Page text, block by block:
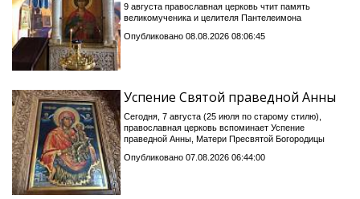
9 августа православная церковь чтит память
великомученика и целителя Пантелеимона
Опубликовано 08.08.2026 08:06:45
Успение Святой праведной Анны
Сегодня, 7 августа (25 июля по старому стилю),
православная церковь вспоминает Успение
праведной Анны, Матери Пресвятой Богородицы
Опубликовано 07.08.2026 06:44:00